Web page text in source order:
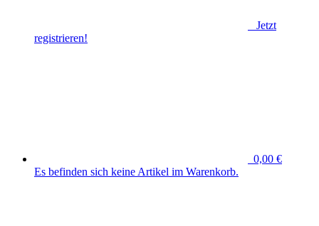
Jetzt
registrieren!
0,00 €
Es befinden sich keine Artikel im Warenkorb.